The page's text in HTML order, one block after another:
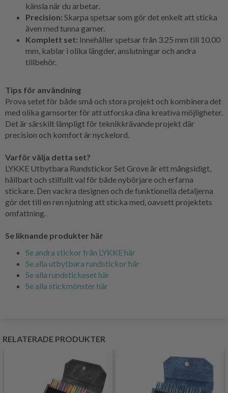
känsla när du arbetar.
Precision: Skarpa spetsar som gör det enkelt att sticka
även med tunna garner.
Komplett set: Innehåller spetsar från 3.25 mm till 10.00
mm, kablar i olika längder, anslutningar och andra
tillbehör.
Tips för användning
Prova setet för både små och stora projekt och kombinera det
med olika garnsorter för att utforska dina kreativa möjligheter.
Det är särskilt lämpligt för teknikkrävande projekt där
precision och komfort är nyckelord.
Varför välja detta set?
LYKKE Utbytbara Rundstickor Set Grove är ett mångsidigt,
hållbart och stilfullt val för både nybörjare och erfarna
stickare. Den vackra designen och de funktionella detaljerna
gör det till en ren njutning att sticka med, oavsett projektets
omfattning.
Se liknande produkter här
Se andra stickor från LYKKE här
Se alla utbytbara rundstickor här
Se alla rundstickeset här
Se alla stickmönster här
RELATERADE PRODUKTER